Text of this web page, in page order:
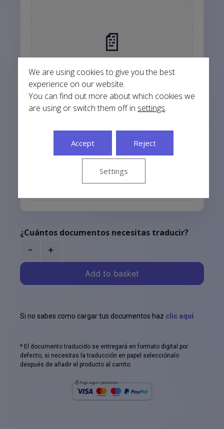
📄
Arrastra archivos aquí o haz clic
para subir
a Península)
Recibe la traducción oficial en papel en tu
¿Cuántos documentos necesitas traducir?
- +
Add to basket
Si no sabes como cargar tus documentos haz clic aquí
* El documento traducido se entregará en formato digital por
defecto, si necesitas la traducción en papel selecciónalo
después de añadir el producto al carrito.
We are using cookies to give you the best
experience on our website.
You can find out more about which cookies we
are using or switch them off in settings.
Accept Reject
Settings